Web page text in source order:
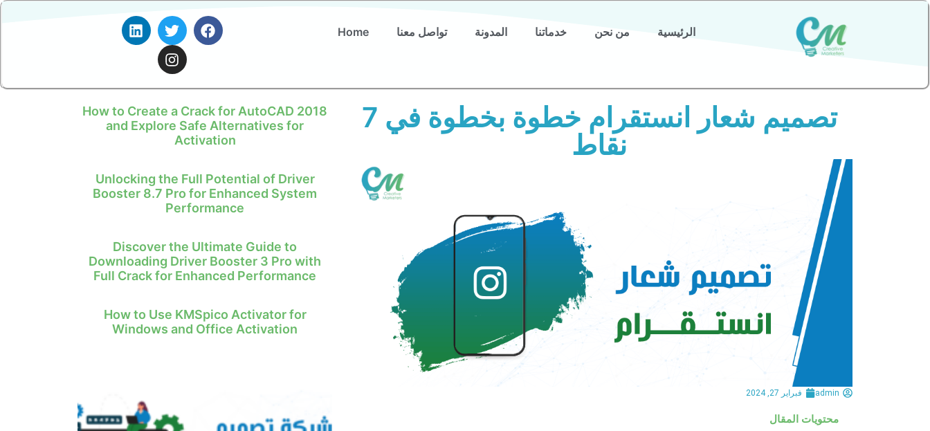
الرئيسية من نحن خدماتنا المدونة تواصل معنا Home
تصميم شعار انستقرام خطوة بخطوة في 7
نقاط
admin فبراير 27, 2024
محتويات المقال
How to Create a Crack for AutoCAD 2018
and Explore Safe Alternatives for
Activation
Unlocking the Full Potential of Driver
Booster 8.7 Pro for Enhanced System
Performance
Discover the Ultimate Guide to
Downloading Driver Booster 3 Pro with
Full Crack for Enhanced Performance
How to Use KMSpico Activator for
Windows and Office Activation